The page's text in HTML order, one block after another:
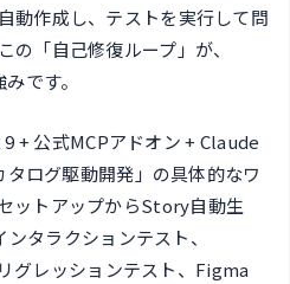
動作成し、テストを実行して問
「自己修復ループ」が、
です。
+ 公式MCPアドオン + Claude
ログ駆動開発」の具体的なワ
ットアップからStory自動生
タラクションテスト、
グレッションテスト、Figma